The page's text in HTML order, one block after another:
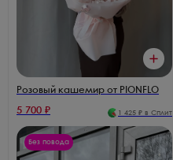
Розовый кашемир от PIONFLO
5 700 ₽ 1 425 ₽ в Сплит
Без повода